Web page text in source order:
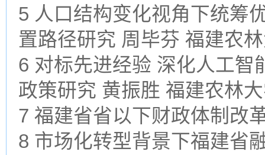
5 人口结构变化视角下统筹
置路径研究 周毕芬 福建农
6 对标先进经验 深化人工智
政策研究 黄振胜 福建农林
7 福建省省以下财政体制改
8 市场化转型背景下福建省